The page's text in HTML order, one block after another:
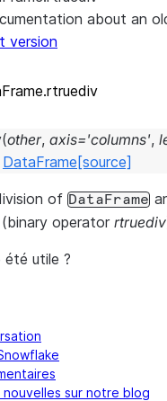
about an
version
(other, axis='columns',
DataFrame [source]
of DataFrame
operator rtruediv
utile ?
sur notre blog